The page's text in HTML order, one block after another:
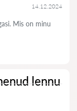
14.12.2024
Mis on minu
lennu